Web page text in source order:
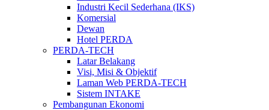
Industri Kecil Sederhana (IKS)
Komersial
Dewan
Hotel PERDA
PERDA-TECH
Latar Belakang
Visi, Misi & Objektif
Laman Web PERDA-TECH
Sistem INTAKE
Pembangunan Ekonomi